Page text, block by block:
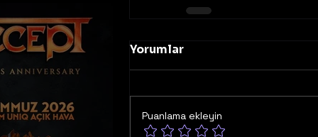
Yorumlar
Puanlama ekleyin
– İstanbul,
Uniq